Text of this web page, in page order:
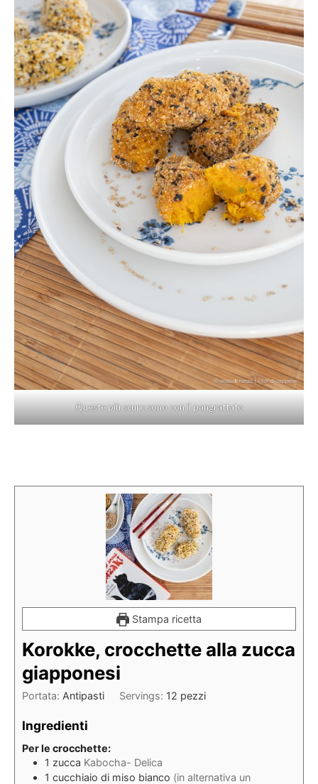
Queste più scure sono con il pangrattato
Stampa ricetta
Korokke, crocchette alla zucca
giapponesi
Portata: Antipasti Servings: 12 pezzi
Ingredienti
Per le crocchette:
1 zucca Kabocha- Delica
1 cucchiaio di miso bianco (in alternativa un